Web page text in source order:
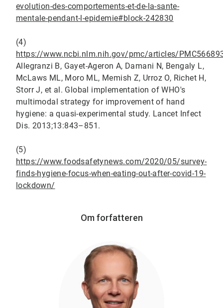
evolution-des-comportements-et-de-la-sante-
mentale-pendant-l-epidemie#block-242830
(4)
https://www.ncbi.nlm.nih.gov/pmc/articles/
Allegranzi B, Gayet-Ageron A, Damani N, Bengaly L,
McLaws ML, Moro ML, Memish Z, Urroz O, Richet H,
Storr J, et al. Global implementation of WHO's
multimodal strategy for improvement of hand
hygiene: a quasi-experimental study. Lancet Infect
Dis. 2013;13:843–851.
(5)
https://www.foodsafetynews.com/2020/05/survey-
finds-hygiene-focus-when-eating-out-after-covid-19-
lockdown/
Om forfatteren